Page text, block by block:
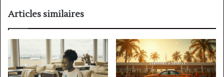
Monde
Articles similaires